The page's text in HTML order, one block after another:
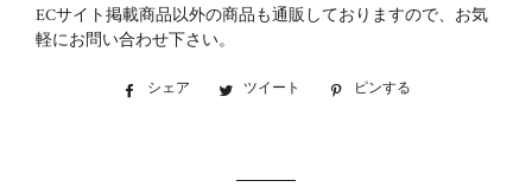
ECサイト掲載商品以外の商品も通販しておりますので、お気
軽にお問い合わせ下さい。
シェア
Facebookツイート
Twitter ピンする